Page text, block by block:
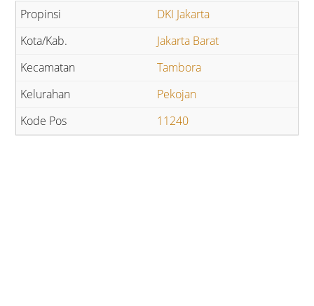
DKI Jakarta
Jakarta Barat
Tambora
Pekojan
11240